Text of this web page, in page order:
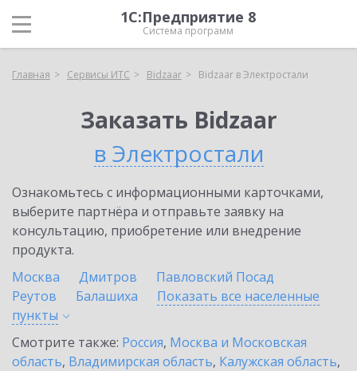
1С:Предприятие 8
Система программ
Главная Сервисы ИТС Bidzaar Bidzaar в Электростали
Заказать Bidzaar
в Электростали
Ознакомьтесь с информационными карточками,
выберите партнёра и отправьте заявку на
консультацию, приобретение или внедрение
продукта.
Москва
Дмитров
Павловский Посад
Реутов
Балашиха
Показать все населенные
пункты
Смотрите также: Россия, Москва и Московская
область, Владимирская область, Калужская область,